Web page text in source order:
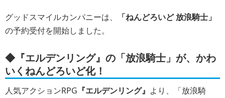
グッドスマイルカンパニーは、
「ねんどろいど 放浪騎士」
の予約受付を開始しました。
◆『エルデンリング』の「放浪騎士」が、かわ
いくねんどろいど化！
人気アクションRPG 『エルデンリング』 より、「放浪騎